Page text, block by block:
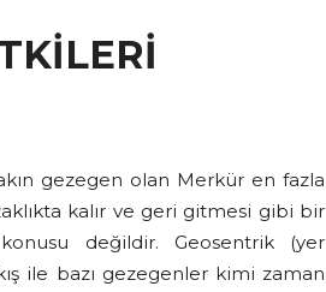
gezegen olan Merkür en fazla
kalır ve geri gitmesi gibi bir
değildir. Geosentrik (yer
ile bazı gezegenler kimi zaman